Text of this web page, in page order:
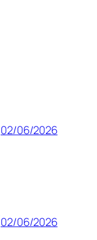
02/06/2026
02/06/2026